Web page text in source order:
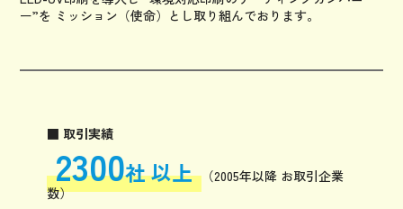
ー”を ミッション（使命）とし取り組んでおります。
■ 取引実績
2300社 以上
（2005年以降 お取引企業
数）